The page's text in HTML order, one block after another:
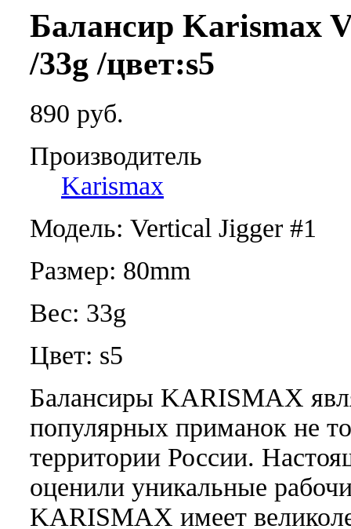
Балансир Karismax
/33g /цвет:s5
890 руб.
Производитель
Karismax
Модель: Vertical Jigger #1
Размер: 80mm
Вес: 33g
Цвет: s5
Балансиры KARISMAX
популярных приманок не
территории России.
оценили уникальные
KARISMAX имеет